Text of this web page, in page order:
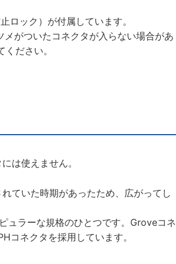
ロック）が付属しています。
がついたコネクタが入らない場合があ
ださい。
は使えません。
ていた時期があったため、広がってし
ュラーな規格のひとつです。Groveコネ
コネクタを採用しています。